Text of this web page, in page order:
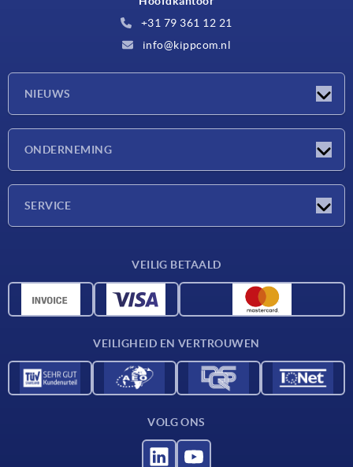
+31 79 361 12 21
info@kippcom.nl
NIEUWS
ONDERNEMING
SERVICE
CAD-gegevens
VEILIG BETAALD
VEILIGHEID EN VERTROUWEN
VOLG ONS